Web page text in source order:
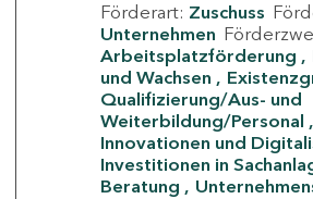
Förderart: Zuschuss
Unternehmen
Arbeitsplatzförderung
und Wachsen
Qualifizierung/Aus- und
Weiterbildung/Personal
Innovationen und
Investitionen in
Beratung